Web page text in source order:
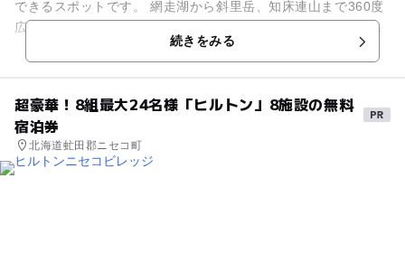
できるスポットです。 網走湖から斜里岳、知床連山まで360度
広がり、夏から秋にかけては展望台周辺にひまわりが咲き誇り
続きをみる
超豪華！8組最大24名様「ヒルトン」8施設の無料
宿泊券
北海道虻田郡ニセコ町